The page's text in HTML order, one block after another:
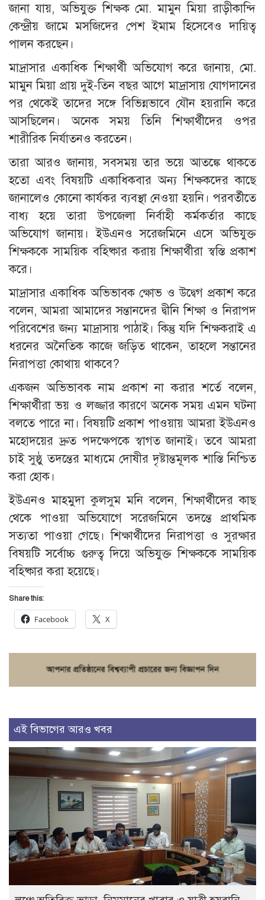
জানা যায়, অভিযুক্ত শিক্ষক মো. মামুন মিয়া রাড়ীকান্দি
কেন্দ্রীয় জামে মসজিদের পেশ ইমাম হিসেবেও দায়িত্ব
পালন করছেন।
মাদ্রাসার একাধিক শিক্ষার্থী অভিযোগ করে জানায়, মো.
মামুন মিয়া প্রায় দুই-তিন বছর আগে মাদ্রাসায় যোগদানের
পর থেকেই তাদের সঙ্গে বিভিন্নভাবে যৌন হয়রানি করে
আসছিলেন। অনেক সময় তিনি শিক্ষার্থীদের ওপর
শারীরিক নির্যাতনও করতেন।
তারা আরও জানায়, সবসময় তার ভয়ে আতঙ্কে থাকতে
হতো এবং বিষয়টি একাধিকবার অন্য শিক্ষকদের কাছে
জানালেও কোনো কার্যকর ব্যবস্থা নেওয়া হয়নি। পরবর্তীতে
বাধ্য হয়ে তারা উপজেলা নির্বাহী কর্মকর্তার কাছে
অভিযোগ জানায়। ইউএনও সরেজমিনে এসে অভিযুক্ত
শিক্ষককে সাময়িক বহিষ্কার করায় শিক্ষার্থীরা স্বস্তি প্রকাশ
করে।
মাদ্রাসার একাধিক অভিভাবক ক্ষোভ ও উদ্বেগ প্রকাশ করে
বলেন, আমরা আমাদের সন্তানদের দ্বীনি শিক্ষা ও নিরাপদ
পরিবেশের জন্য মাদ্রাসায় পাঠাই। কিন্তু যদি শিক্ষকরাই এ
ধরনের অনৈতিক কাজে জড়িত থাকেন, তাহলে সন্তানের
নিরাপত্তা কোথায় থাকবে?
একজন অভিভাবক নাম প্রকাশ না করার শর্তে বলেন,
শিক্ষার্থীরা ভয় ও লজ্জার কারণে অনেক সময় এমন ঘটনা
বলতে পারে না। বিষয়টি প্রকাশ পাওয়ায় আমরা ইউএনও
মহোদয়ের দ্রুত পদক্ষেপকে স্বাগত জানাই। তবে আমরা
চাই সুষ্ঠু তদন্তের মাধ্যমে দোষীর দৃষ্টান্তমূলক শাস্তি নিশ্চিত
করা হোক।
ইউএনও মাহমুদা কুলসুম মনি বলেন, শিক্ষার্থীদের কাছ
থেকে পাওয়া অভিযোগে সরেজমিনে তদন্তে প্রাথমিক
সত্যতা পাওয়া গেছে। শিক্ষার্থীদের নিরাপত্তা ও সুরক্ষার
বিষয়টি সর্বোচ্চ গুরুত্ব দিয়ে অভিযুক্ত শিক্ষককে সাময়িক
বহিষ্কার করা হয়েছে।
Share this:
Facebook X
এই বিভাগের আরও খবর